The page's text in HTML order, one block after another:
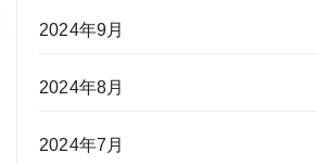
2024年9月
2024年8月
2024年7月